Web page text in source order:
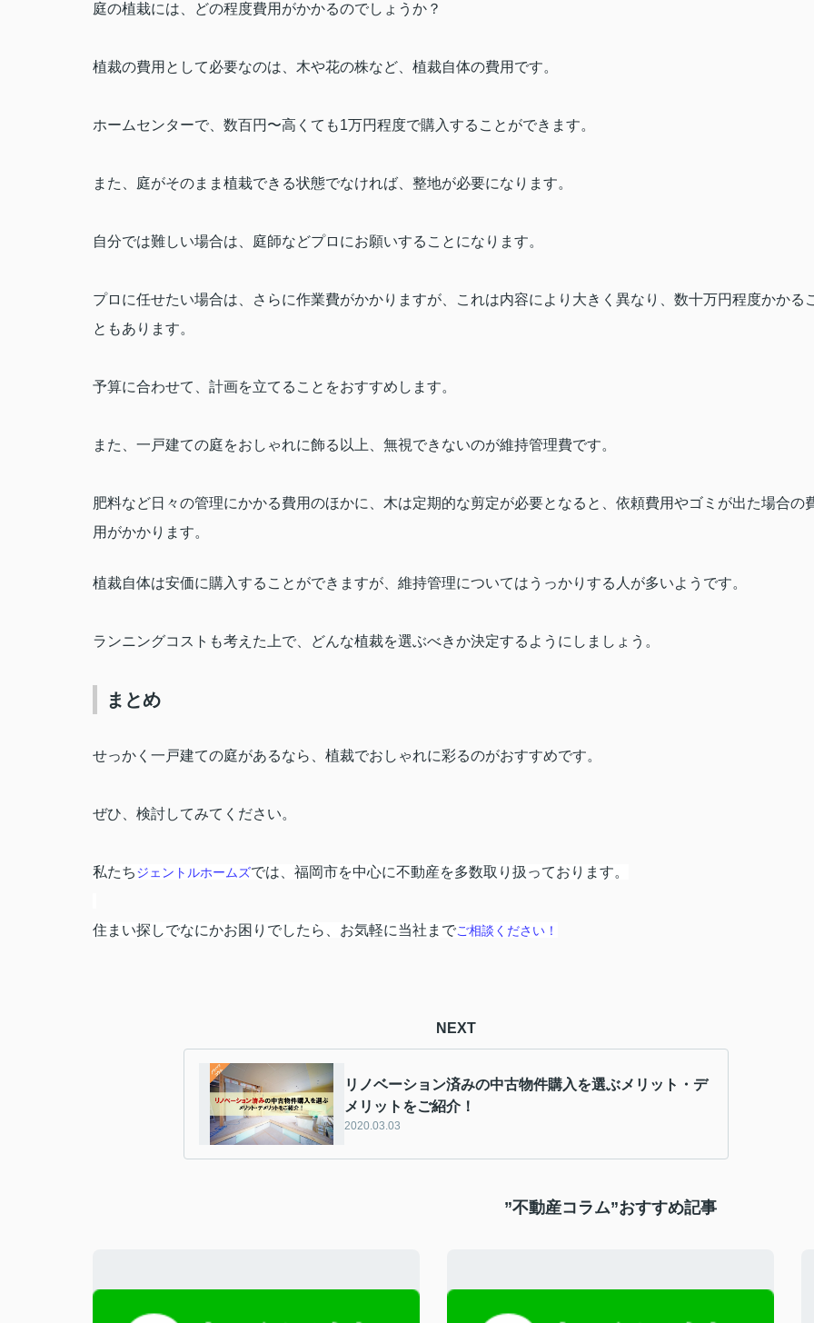
庭の植栽には、どの程度費用がかかるのでしょうか？
植裁の費用として必要なのは、木や花の株など、植裁自体の費用です。
ホームセンターで、数百円〜高くても1万円程度で購入することができます。
また、庭がそのまま植栽できる状態でなければ、整地が必要になります。
自分では難しい場合は、庭師などプロにお願いすることになります。
プロに任せたい場合は、さらに作業費がかかりますが、これは内容により大きく異なり、数十万円程度かかる
ともあります。
予算に合わせて、計画を立てることをおすすめします。
また、一戸建ての庭をおしゃれに飾る以上、無視できないのが維持管理費です。
肥料など日々の管理にかかる費用のほかに、木は定期的な剪定が必要となると、依頼費用やゴミが出た場合の
用がかかります。
植裁自体は安価に購入することができますが、維持管理についてはうっかりする人が多いようです。
ランニングコストも考えた上で、どんな植裁を選ぶべきか決定するようにしましょう。
まとめ
せっかく一戸建ての庭があるなら、植裁でおしゃれに彩るのがおすすめです。
ぜひ、検討してみてください。
私たちジェントルホームズでは、福岡市を中心に不動産を多数取り扱っております。
住まい探しでなにかお困りでしたら、お気軽に当社までご相談ください！
NEXT
リノベーション済みの中古物件購入を選ぶメリット・デ
メリットをご紹介！
2020.03.03
”不動産コラム”おすすめ記事